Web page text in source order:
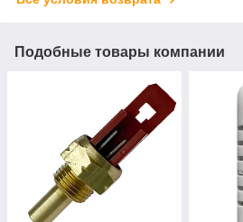
Подобные товары компании